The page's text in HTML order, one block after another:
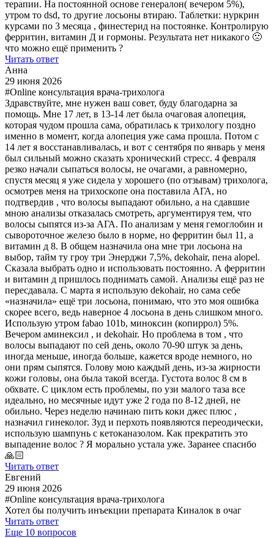
терапии. На постоянной основе генералон( вечером 5%),
утром то dsd, то другие лосьоны втираю. Таблетки: нуркрин
курсами по 3 месяца , финестерид на постоянке. Контролирую
ферритин, витамин Д и гормоны. Результата нет никакого 🙁
что можно ещё применить ?
Читать ответ
Анна
29 июня 2026
#Online консультация врача-трихолога
Здравствуйте, мне нужен ваш совет, буду благодарна за
помощь. Мне 17 лет, в 13-14 лет была очаговая алопеция,
которая чудом прошла сама, обратилась к трихологу поздно
именно в момент, когда алопеция уже сама прошла. Потом с
14 лет я восстанавливалась, и вот с сентября по январь у меня
был сильный можно сказать хронический стресс. 4 февраля
резко начали сыпаться волосы, не очагами, а равномерно,
спустя месяц я уже сидела у хорошего (по отзывам) трихолога,
осмотрев меня на трихоскопе она поставила АГА, но
подтвердив , что волосы выпадают обильно, а на сдавшие
мною анализы отказалась смотреть, аргументируя тем, что
волосы сыпятся из-за АГА. По анализам у меня гемоглобин и
сывороточное железо было в норме, но ферритин был 11, а
витамин д 8. В общем назначила она мне три лосьона на
выбор, тайм ту гроу три Энерджи 7,5%, dekohair, пена alopel.
Сказала выбрать одно и использовать постоянно. А ферритин
и витамин д пришлось поднимать самой. Анализы ещё раз не
пересдавала. С марта я использую dekohair, но сама себе
«назначила» ещё три лосьона, понимаю, что это моя ошибка
скорее всего, ведь наверное 4 лосьона в день слишком много.
Использую утром fabao 101b, миноксин (копиррол) 5%.
Вечером аминексил , и dekohair. Но проблема в том , что
волосы выпадают по сей день, около 70-90 штук за день,
иногда меньше, иногда больше, кажется вроде немного, но
они прям сыпятся. Голову мою каждый день, из-за жирности
кожи головы, она была такой всегда. Густота волос 8 см в
обхвате. С циклом есть проблемы, по узи малого таза все
идеально, но месячные идут уже 2 года по 8-12 дней, не
обильно. Через неделю начинаю пить коки джес плюс ,
назначил гинеколог. Зуд и перхоть появляются переодически,
использую шампунь с кетоканазолом. Как прекратить это
выпадение волос ? Я морально устала уже. Заранее спасибо
🙏🏻
Читать ответ
Евгений
29 июня 2026
#Online консультация врача-трихолога
Хотел бы получить инъекции препарата Киналок в очаг
Читать ответ
Еще 10 вопросов